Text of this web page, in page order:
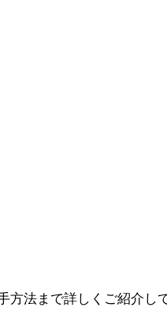
法まで詳しくご紹介し